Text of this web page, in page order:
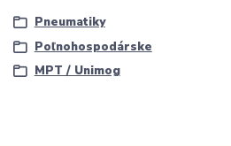
Pneumatiky
Poľnohospodárske
MPT / Unimog